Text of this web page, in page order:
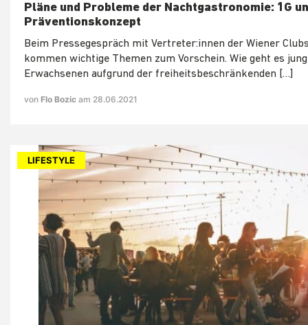
Pläne und Probleme der Nachtgastronomie: 1G
Präventionskonzept
Beim Pressegespräch mit Vertreter:innen der Wiener
kommen wichtige Themen zum Vorschein. Wie geht es
Erwachsenen aufgrund der freiheitsbeschränkenden […]
von Flo Bozic am 28.06.2021
LIFESTYLE